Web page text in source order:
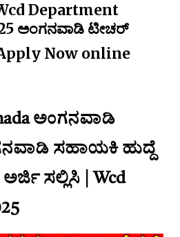
Department
ಅಂಗನವಾಡಿ ಟೀಚರ್
Apply Now online
ಅಂಗನವಾಡಿ
ಸಹಾಯಕಿ ಹುದ್ದೆ
ಸಲ್ಲಿಸಿ | Wcd